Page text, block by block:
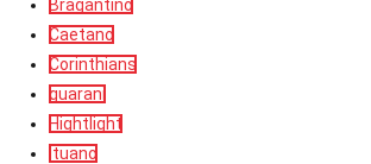
Bragantino
Caetano
Corinthians
guarani
Hightlight
Ituano